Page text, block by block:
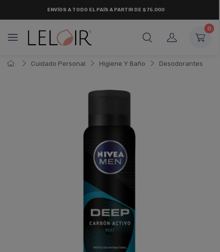
ENVÍOS A TODO EL PAÍS A PARTIR DE $75.000
0
Cuidado Personal Higiene Y Baño Desodorantes